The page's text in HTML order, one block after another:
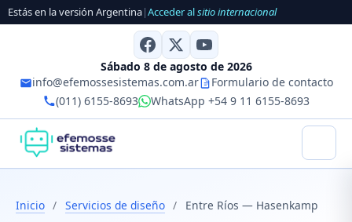
Estás en la versión Argentina|Acceder alsitio internacional
Sábado 8 de agosto de 2026
info@efemossesistemas.com.ar
Formulario de contacto
(011) 6155-8693
WhatsApp +54 9 11 6155-8693
Inicio / Servicios de diseño / Entre Ríos — Hasenkamp